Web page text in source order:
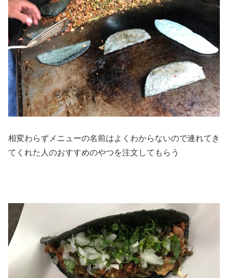
相変わらずメニューの名前はよくわからないので連れてき
てくれた人のおすすめのやつを注文してもらう